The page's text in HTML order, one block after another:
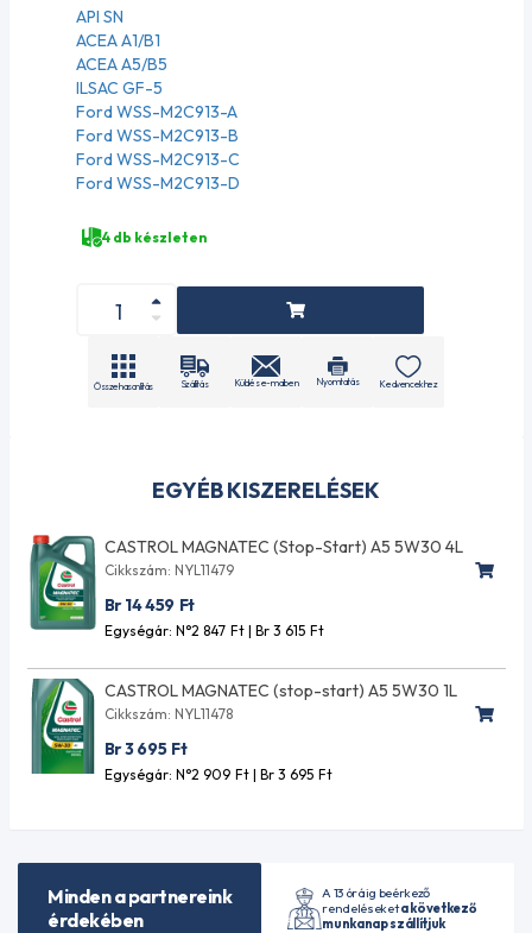
EGYÉB KISZERELÉSEK
CASTROL MAGNATEC (Stop-Start) A5 5W30 4L
Cikkszám: NYL11479
Br 14 459 Ft
Egységár: N°2 847 Ft| Br 3 615 Ft
CASTROL MAGNATEC (stop-start) A5 5W30 1L
Cikkszám: NYL11478
Br 3 695 Ft
Egységár: N°2 909 Ft| Br 3 695 Ft
API SN
ACEA A1/B1
ACEA A5/B5
ILSAC GF-5
Ford WSS-M2C913-A
Ford WSS-M2C913-B
Ford WSS-M2C913-C
Ford WSS-M2C913-D
4 db készleten
Összehasonlítás Szállítás Küldés e-mailben Nyomtatás Kedvencekhez
Minden a partnereink
érdekében
A 13 óráig beérkező
rendeléseketa következő
munkanap szállítjuk